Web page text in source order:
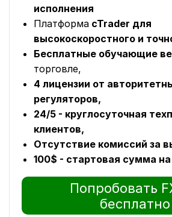
исполнения
Платформа cTrader для
высокоскоростного и
Бесплатные обучающие
торговле,
4 лицензии от
регуляторов,
24/5 - круглосуточная
клиентов,
Отсутствие комиссий за
100$ - стартовая сумма
Попробовать
бесплатно